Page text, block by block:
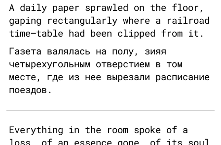
A daily paper sprawled on the floor,
gaping rectangularly where a railroad
time–table had been clipped from it.
Газета валялась на полу, зияя
четырехугольным отверстием в том
месте, где из нее вырезали расписание
поездов.
Everything in the room spoke of a
loss, of an essence gone, of its soul